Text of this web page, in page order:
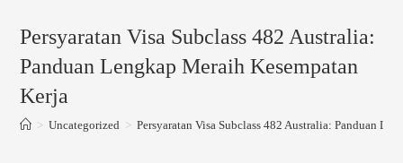
Persyaratan Visa Subclass 482 Australia:
Panduan Lengkap Meraih Kesempatan
Kerja
> Uncategorized > Persyaratan Visa Subclass 482 Australia: Panduan